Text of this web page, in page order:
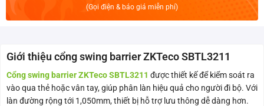
(Gọi điện & báo giá miễn phí)
Giới thiệu cổng swing barrier ZKTeco SBTL3211
Cổng swing barrier ZKTeco SBTL3211 được thiết kế để kiểm soát ra
vào qua thẻ hoặc vân tay, giúp phân làn hiệu quả cho người đi bộ. Với
làn đường rộng tới 1,050mm, thiết bị hỗ trợ lưu thông dễ dàng hơn.